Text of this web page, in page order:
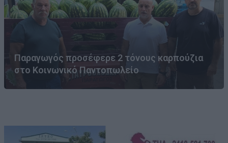
Παραγωγός προσέφερε 2 τόνους καρπούζια
στο Κοινωνικό Παντοπωλείο